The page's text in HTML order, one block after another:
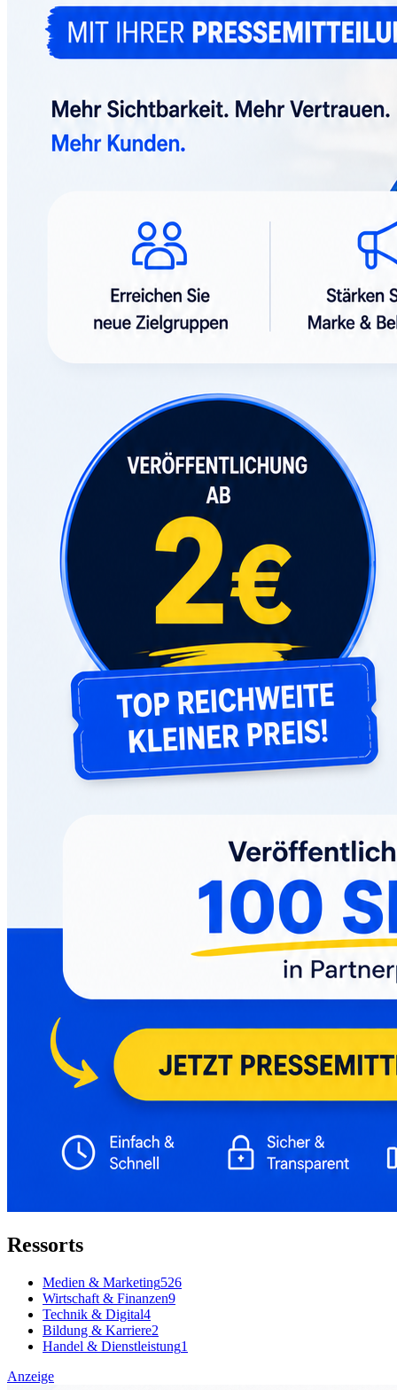
Ressorts
Medien & Marketing526
Wirtschaft & Finanzen9
Technik & Digital4
Bildung & Karriere2
Handel & Dienstleistung1
Anzeige